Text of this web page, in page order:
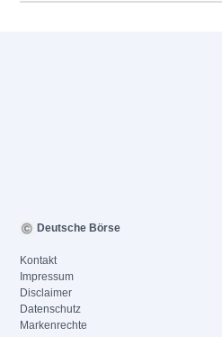
Deutsche Börse
Kontakt
Impressum
Disclaimer
Datenschutz
Markenrechte